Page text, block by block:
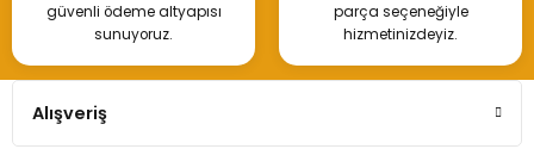
güvenli ödeme altyapısı
sunuyoruz.
parça seçeneğiyle
hizmetinizdeyiz.
Alışveriş